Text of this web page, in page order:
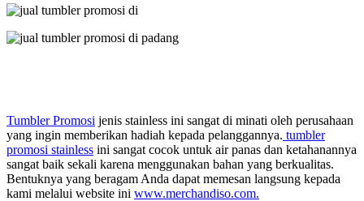
Tumbler Promosi jenis stainless ini sangat di minati oleh perusahaan
yang ingin memberikan hadiah kepada pelanggannya. tumbler
promosi stainless ini sangat cocok untuk air panas dan ketahanannya
sangat baik sekali karena menggunakan bahan yang berkualitas.
Bentuknya yang beragam Anda dapat memesan langsung kepada
kami melalui website ini www.merchandiso.com.